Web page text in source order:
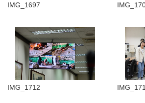
IMG_1697
IMG_1712